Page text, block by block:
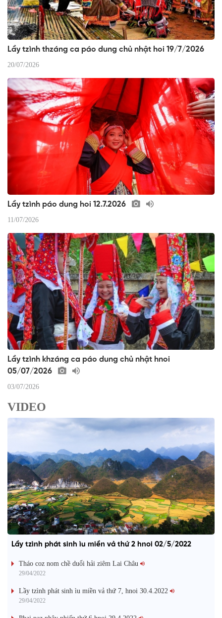
Lầy tzình thzáng ca páo dung chủ nhật hoi 19/7/2026
20/07/2026
Lầy tzình páo dung hoi 12.7.2026
11/07/2026
Lầy tzình khzáng ca páo dung chủ nhật hnoi
05/07/2026
03/07/2026
VIDEO
Lầy tzình phát sinh ìu miền vả thứ 2 hnoi 02/5/2022
Tháo coz nom chề duổi hải ziêm Lai Châu
29/04/2022
Lầy tzình phát sinh ìu miền vả thứ 7, hnoi 30.4.2022
29/04/2022